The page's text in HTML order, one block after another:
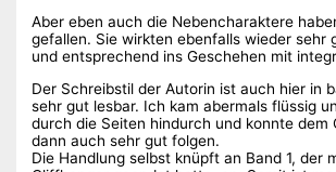
Aber eben auch die Nebencharaktere
gefallen. Sie wirkten ebenfalls wieder sehr
und entsprechend ins Geschehen mit
Der Schreibstil der Autorin ist auch hier in
sehr gut lesbar. Ich kam abermals flüssig
durch die Seiten hindurch und konnte dem
dann auch sehr gut folgen.
Die Handlung selbst knüpft an Band 1, der